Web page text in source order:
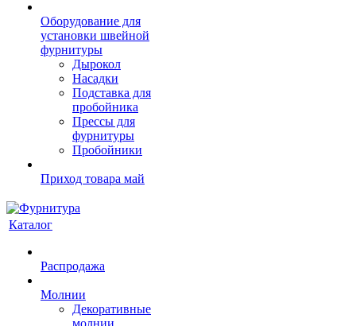
Оборудование для
установки швейной
фурнитуры
Дырокол
Насадки
Подставка для
пробойника
Прессы для
фурнитуры
Пробойники
Приход товара май
Каталог
Распродажа
Молнии
Декоративные
молнии